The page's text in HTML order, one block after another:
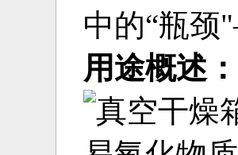
中的“瓶
用途概述：
真空干燥